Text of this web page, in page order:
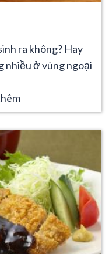
ra không? Hay
nhiều ở vùng ngoại